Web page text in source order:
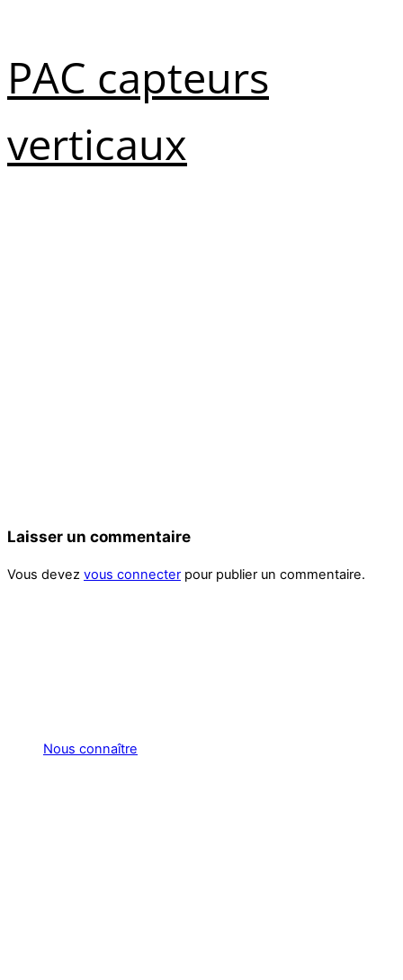
PAC capteurs
verticaux
Laisser un commentaire
Vous devez vous connecter pour publier un commentaire.
Nous connaître